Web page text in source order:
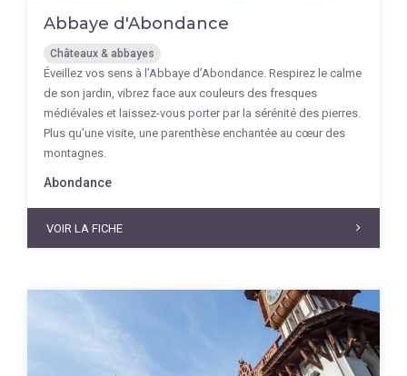
Abbaye d'Abondance
Châteaux & abbayes
Éveillez vos sens à l’Abbaye d’Abondance. Respirez le calme
de son jardin, vibrez face aux couleurs des fresques
médiévales et laissez-vous porter par la sérénité des pierres.
Plus qu’une visite, une parenthèse enchantée au cœur des
montagnes.
Abondance
VOIR LA FICHE